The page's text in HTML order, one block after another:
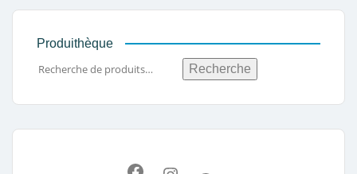
Produithèque
Recherche